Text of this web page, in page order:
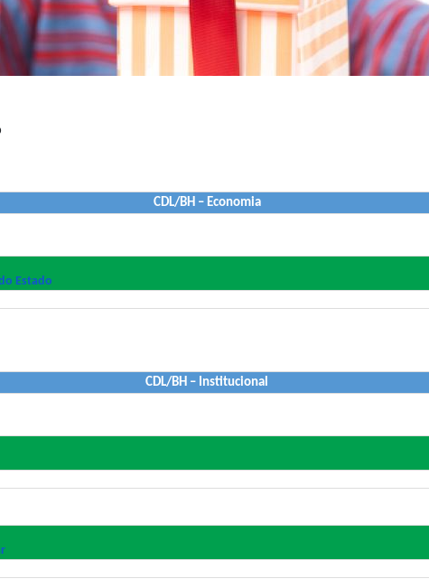
CDL/BH – Economia
Estado
CDL/BH – Institucional